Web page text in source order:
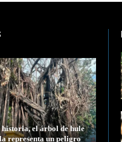
historia, el árbol de hule
representa un peligro